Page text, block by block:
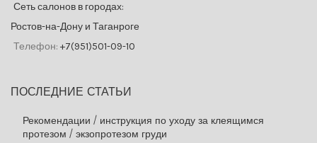
Сеть салонов в городах:
Ростов-на-Дону и Таганроге
Телефон: +7(951)501-09-10
ПОСЛЕДНИЕ СТАТЬИ
Рекомендации / инструкция по уходу за клеящимся
протезом / экзопротезом груди